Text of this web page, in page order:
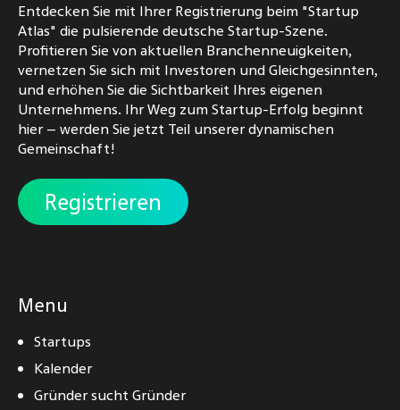
Entdecken Sie mit Ihrer Registrierung beim "Startup
Atlas" die pulsierende deutsche Startup-Szene.
Profitieren Sie von aktuellen Branchenneuigkeiten,
vernetzen Sie sich mit Investoren und Gleichgesinnten,
und erhöhen Sie die Sichtbarkeit Ihres eigenen
Unternehmens. Ihr Weg zum Startup-Erfolg beginnt
hier – werden Sie jetzt Teil unserer dynamischen
Gemeinschaft!
Registrieren
Menu
Startups
Kalender
Gründer sucht Gründer